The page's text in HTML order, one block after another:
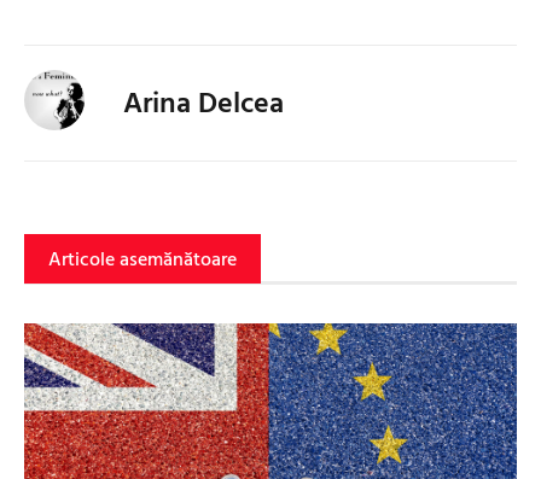
Arina Delcea
Articole asemănătoare